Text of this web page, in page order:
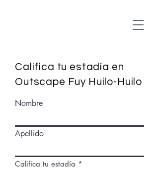
Califica tu estadía en
Outscape Fuy Huilo-Huilo
Nombre
Apellido
Califica tu estadía *